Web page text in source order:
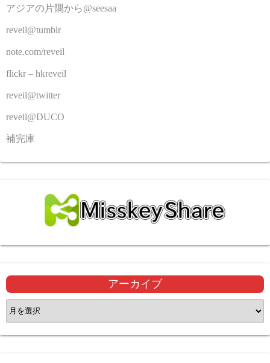
アジアの片隅から@seesaa
reveil@tumblr
note.com/reveil
flickr – hkreveil
reveil@twitter
reveil@DUCO
補完庫
アーカイブ
ア
ー
カ